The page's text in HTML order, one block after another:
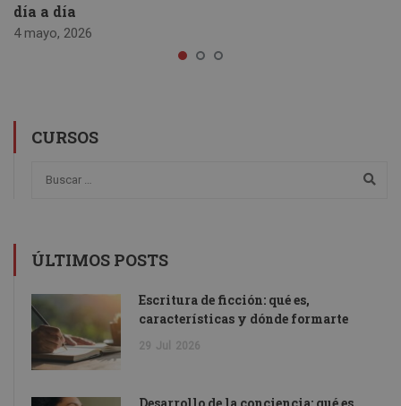
día a día
4 mayo, 2026
CURSOS
ÚLTIMOS POSTS
Escritura de ficción: qué es,
características y dónde formarte
29 Jul 2026